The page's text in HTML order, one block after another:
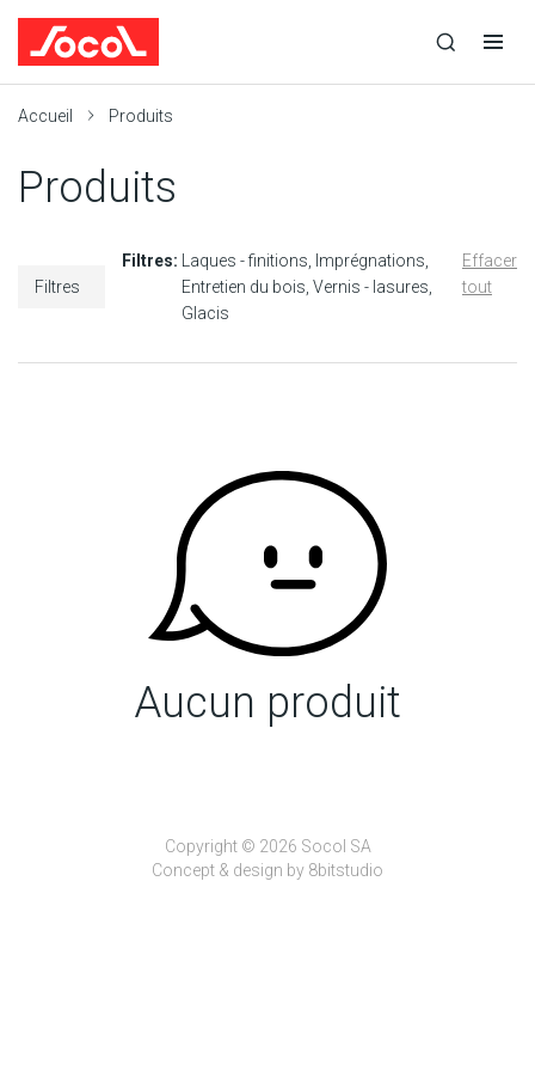
recherche
recherche
navigation
Accueil Produits
Produits
Filtres
Filtres: Laques - finitions
Imprégnations
Entretien du bois Vernis - lasures
Glacis
Effacer
tout
Aucun produit
Copyright © 2026 Socol SA
Concept & design by 8bitstudio